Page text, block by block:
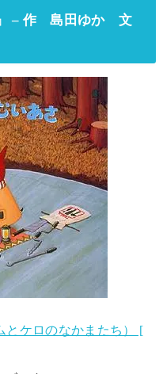
』 – 作 島田ゆか 文
とケロのなかまたち） [